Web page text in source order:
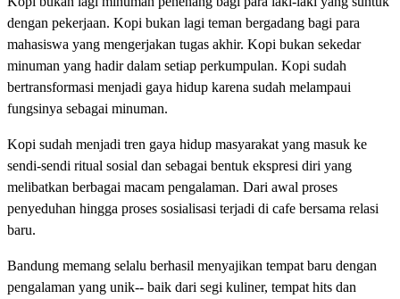
dengan pekerjaan. Kopi bukan lagi teman bergadang bagi para
mahasiswa yang mengerjakan tugas akhir. Kopi bukan sekedar
minuman yang hadir dalam setiap perkumpulan. Kopi sudah
bertransformasi menjadi gaya hidup karena sudah melampaui
fungsinya sebagai minuman.
Kopi sudah menjadi tren gaya hidup masyarakat yang masuk ke
sendi-sendi ritual sosial dan sebagai bentuk ekspresi diri yang
melibatkan berbagai macam pengalaman. Dari awal proses
penyeduhan hingga proses sosialisasi terjadi di cafe bersama relasi
baru.
Bandung memang selalu berhasil menyajikan tempat baru dengan
pengalaman yang unik-- baik dari segi kuliner, tempat hits dan